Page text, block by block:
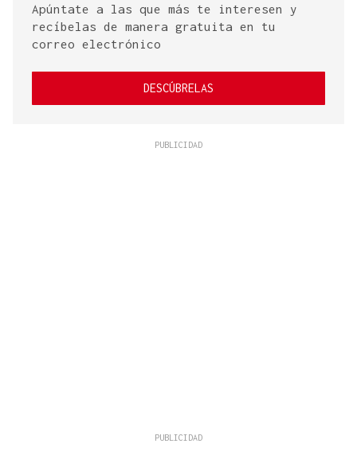
Apúntate a las que más te interesen y
recíbelas de manera gratuita en tu
correo electrónico
DESCÚBRELAS